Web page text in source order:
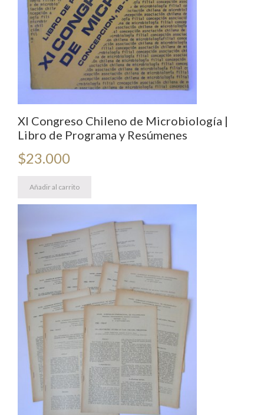
XI Congreso Chileno de Microbiología |
Libro de Programa y Resúmenes
$23.000
Añadir al carrito